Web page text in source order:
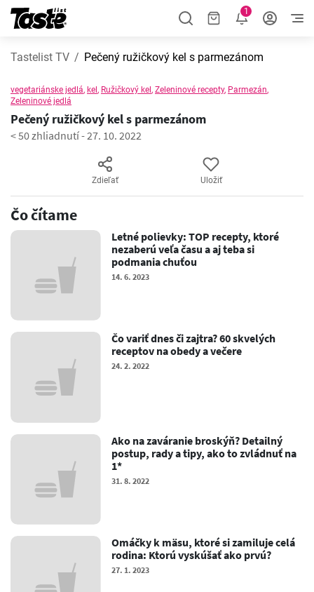
1
Tastelist TV Pečený ružičkový kel s parmezánom
vegetariánske jedlá, kel , Ružičkový kel , Zeleninové recepty, Parmezán,
Zeleninové jedlá
Pečený ružičkový kel s parmezánom
< 50 zhliadnutí-27. 10. 2022
Zdieľať Uložiť
Čo čítame
Letné polievky: TOP recepty, ktoré
nezaberú veľa času a aj teba si
podmania chuťou
14. 6. 2023
Čo variť dnes či zajtra? 60 skvelých
receptov na obedy a večere
24. 2. 2022
Ako na zaváranie broskýň? Detailný
postup, rady a tipy, ako to zvládnuť na
1*
31. 8. 2022
Omáčky k mäsu, ktoré si zamiluje celá
rodina: Ktorú vyskúšať ako prvú?
27. 1. 2023